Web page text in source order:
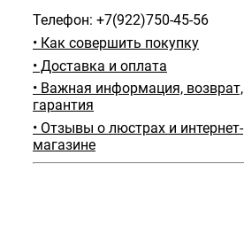
Телефон: +7(922)750-45-56
• Как совершить покупку
• Доставка и оплата
• Важная информация, возврат,
гарантия
• Отзывы о люстрах и интернет-
магазине